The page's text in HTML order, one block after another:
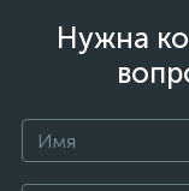
Нужна